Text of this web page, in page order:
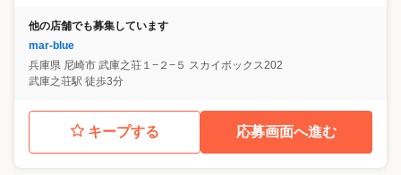
他の店舗でも募集しています
mar-blue
兵庫県 尼崎市 武庫之荘１−２−５ スカイボックス202
武庫之荘駅 徒歩3分
キープする 応募画面へ進む